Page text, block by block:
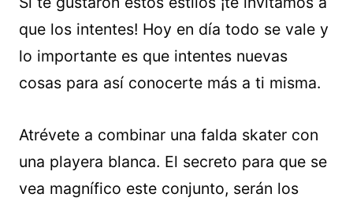
que los intentes! Hoy en día todo se vale y
lo importante es que intentes nuevas
cosas para así conocerte más a ti misma.
Atrévete a combinar una falda skater con
una playera blanca. El secreto para que se
vea magnífico este conjunto, serán los